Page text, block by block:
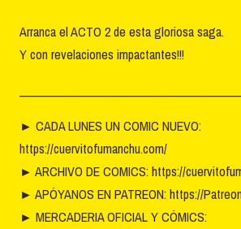
Arranca el ACTO 2 de esta gloriosa saga.
Y con revelaciones impactantes!!!
► CADA LUNES UN COMIC NUEVO:
https://cuervitofumanchu.com/
► ARCHIVO DE COMICS: https://
► APÓYANOS EN PATREON: https://
► MERCADERIA OFICIAL Y CÓMICS: